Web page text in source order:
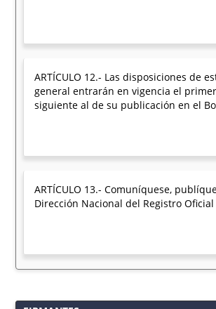
ARTÍCULO 12.- Las disposiciones de
general entrarán en vigencia el
siguiente al de su publicación en el
ARTÍCULO 13.- Comuníquese,
Dirección Nacional del Registro